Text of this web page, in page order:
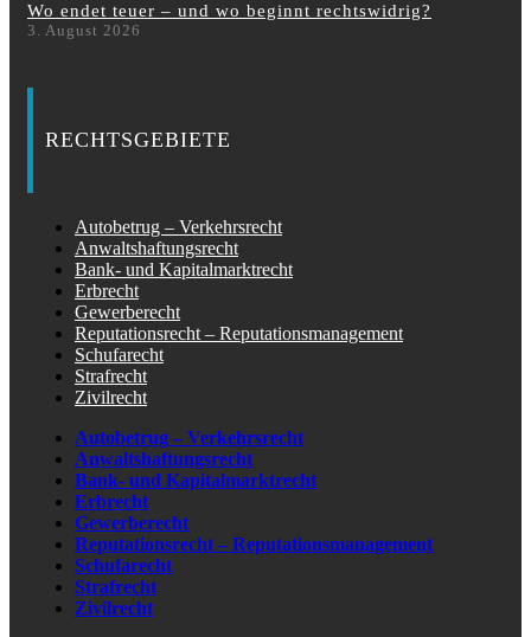
Wo endet teuer – und wo beginnt rechtswidrig?
3. August 2026
RECHTSGEBIETE
Autobetrug – Verkehrsrecht
Anwaltshaftungsrecht
Bank- und Kapitalmarktrecht
Erbrecht
Gewerberecht
Reputationsrecht – Reputationsmanagement
Schufarecht
Strafrecht
Zivilrecht
Autobetrug – Verkehrsrecht
Anwaltshaftungsrecht
Bank- und Kapitalmarktrecht
Erbrecht
Gewerberecht
Reputationsrecht – Reputationsmanagement
Schufarecht
Strafrecht
Zivilrecht